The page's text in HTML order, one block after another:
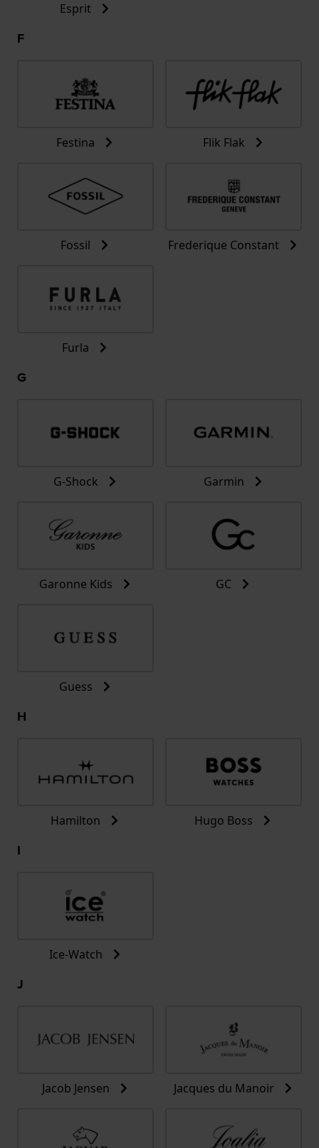
Esprit
F
Festina Flik Flak
Fossil Frederique Constant
Furla
G
G-Shock Garmin
Garonne Kids GC
Guess
H
Hamilton Hugo Boss
I
Ice-Watch
J
Jacob Jensen Jacques du Manoir